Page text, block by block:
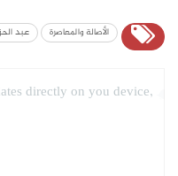
الأصالة والمعاصرة عبد
directly on you device,